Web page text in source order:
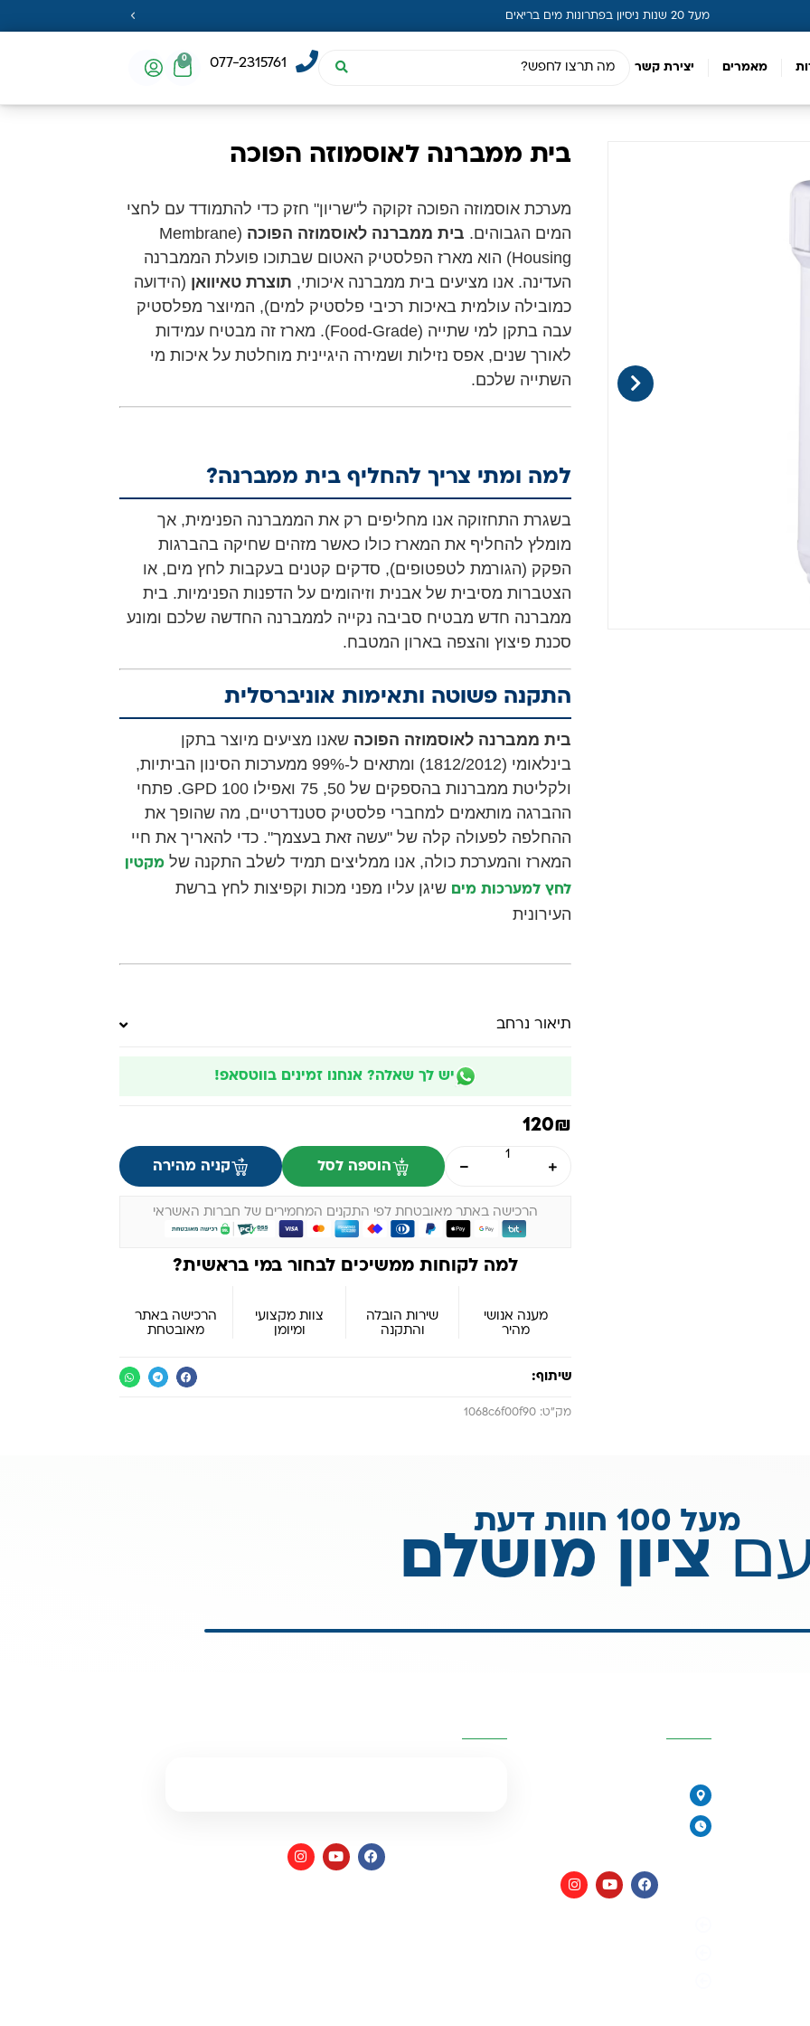
מעל 20 שנות ניסיון בפתרונות מים בריאים
מאמרים יצירת קשר 077-2315761
0
בית ממברנה לאוסמוזה הפוכה
מערכת אוסמוזה הפוכה זקוקה ל"שריון" חזק כדי להתמודד עם לחצי
המים הגבוהים. בית ממברנה לאוסמוזה הפוכה (Membrane
Housing) הוא מארז הפלסטיק האטום שבתוכו פועלת הממברנה
העדינה. אנו מציעים בית ממברנה איכותי, תוצרת טאיוואן (הידועה
כמובילה עולמית באיכות רכיבי פלסטיק למים), המיוצר מפלסטיק
עבה בתקן למי שתייה (Food-Grade). מארז זה מבטיח עמידות
לאורך שנים, אפס נזילות ושמירה היגיינית מוחלטת על איכות מי
השתייה שלכם.
למה ומתי צריך להחליף בית ממברנה?
בשגרת התחזוקה אנו מחליפים רק את הממברנה הפנימית, אך
מומלץ להחליף את המארז כולו כאשר מזהים שחיקה בהברגות
הפקק (הגורמת לטפטופים), סדקים קטנים בעקבות לחץ מים, או
הצטברות מסיבית של אבנית וזיהומים על הדפנות הפנימיות. בית
ממברנה חדש מבטיח סביבה נקייה לממברנה החדשה שלכם ומונע
סכנת פיצוץ והצפה בארון המטבח.
התקנה פשוטה ותאימות אוניברסלית
בית ממברנה לאוסמוזה הפוכה שאנו מציעים מיוצר בתקן
בינלאומי (1812/2012) ומתאים ל-99% ממערכות הסינון הביתיות,
ולקליטת ממברנות בהספקים של 50, 75 ואפילו 100 GPD. פתחי
ההברגה מותאמים למחברי פלסטיק סטנדרטיים, מה שהופך את
ההחלפה לפעולה קלה של "עשה זאת בעצמך". כדי להאריך את חיי
המארז והמערכת כולה, אנו ממליצים תמיד לשלב התקנה של מקטין
לחץ למערכות מים שיגן עליו מפני מכות וקפיצות לחץ ברשת
העירונית
תיאור נרחב
יש לך שאלה? אנחנו זמינים בווטסאפ!
120₪
הוספה לסל קניה מהירה
הרכישה באתר מאובטחת לפי התקנים המחמירים של חברות האשראי
למה לקוחות ממשיכים לבחור במי בראשית?
מענה אנושי
מהיר
שירות הובלה
והתקנה
צוות מקצועי
ומיומן
הרכישה באתר
מאובטחת
שיתוף:
מק״ט: 1068c6f00f90
מעל 100 חוות דעת
ציון מושלם